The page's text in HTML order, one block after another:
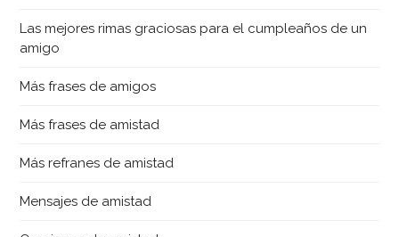
Las mejores rimas graciosas para el cumpleaños de un
amigo
Más frases de amigos
Más frases de amistad
Más refranes de amistad
Mensajes de amistad